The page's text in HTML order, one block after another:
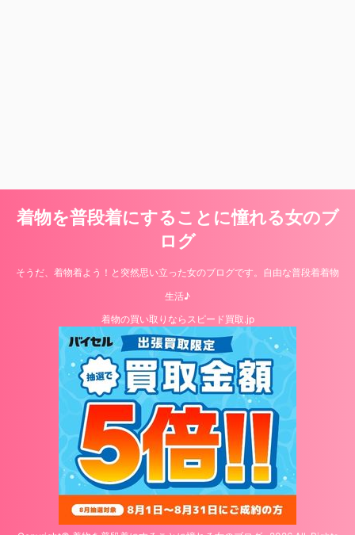
着物を普段着にすることに憧れる女のブ
ログ
そうだ、着物着よう！と突然思い立った女のブログです。自由な普段着着物
生活♪
着物の買い取りならスピード買取.jp